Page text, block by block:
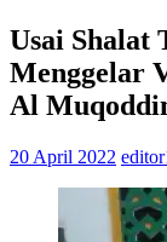
Usai Shalat
Menggelar
Al
20 April 2022